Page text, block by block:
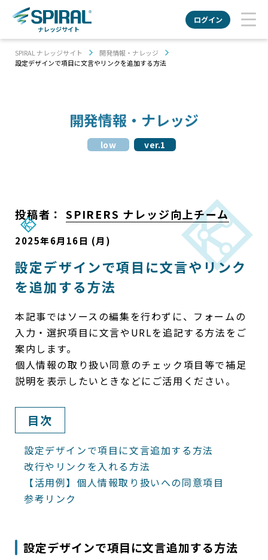
ナレッジサイト
ログイン
SPIRAL ナレッジサイト
開発情報・ナレッジ
設定デザインで項目に文言やリンクを追加する方法
開発情報・ナレッジ
low ver.1
投稿者： SPIRERS ナレッジ向上チーム
2025年6月16日 (月)
設定デザインで項目に文言やリンク
を追加する方法
本記事ではソースの編集を行わずに、フォームの
入力・選択項目に文言やURLを追記する方法をご
案内します。
個人情報の取り扱い同意のチェック項目等で補足
説明を表示したいときなどにご活用ください。
目次
設定デザインで項目に文言追加する方法
改行やリンクを入れる方法
【活用例】個人情報取り扱いへの同意項目
参考リンク
設定デザインで項目に文言追加する方法